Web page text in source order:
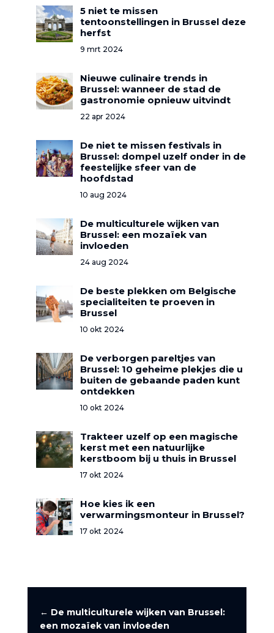
5 niet te missen
tentoonstellingen in Brussel deze
herfst
9 mrt 2024
Nieuwe culinaire trends in
Brussel: wanneer de stad de
gastronomie opnieuw uitvindt
22 apr 2024
De niet te missen festivals in
Brussel: dompel uzelf onder in de
feestelijke sfeer van de
hoofdstad
10 aug 2024
De multiculturele wijken van
Brussel: een mozaïek van
invloeden
24 aug 2024
De beste plekken om Belgische
specialiteiten te proeven in
Brussel
10 okt 2024
De verborgen pareltjes van
Brussel: 10 geheime plekjes die u
buiten de gebaande paden kunt
ontdekken
10 okt 2024
Trakteer uzelf op een magische
kerst met een natuurlijke
kerstboom bij u thuis in Brussel
17 okt 2024
Hoe kies ik een
verwarmingsmonteur in Brussel?
17 okt 2024
← De multiculturele wijken van Brussel:
een mozaïek van invloeden